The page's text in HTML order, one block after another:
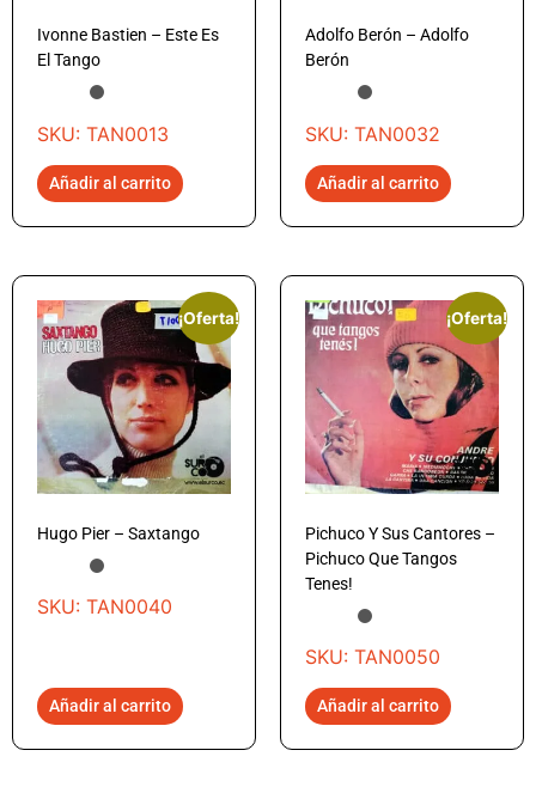
Ivonne Bastien – Este Es
El Tango
SKU: TAN0013
Añadir al carrito
Adolfo Berón – Adolfo
Berón
SKU: TAN0032
Añadir al carrito
¡Oferta!
Hugo Pier – Saxtango
SKU: TAN0040
Añadir al carrito
¡Oferta!
Pichuco Y Sus Cantores –
Pichuco Que Tangos
Tenes!
SKU: TAN0050
Añadir al carrito